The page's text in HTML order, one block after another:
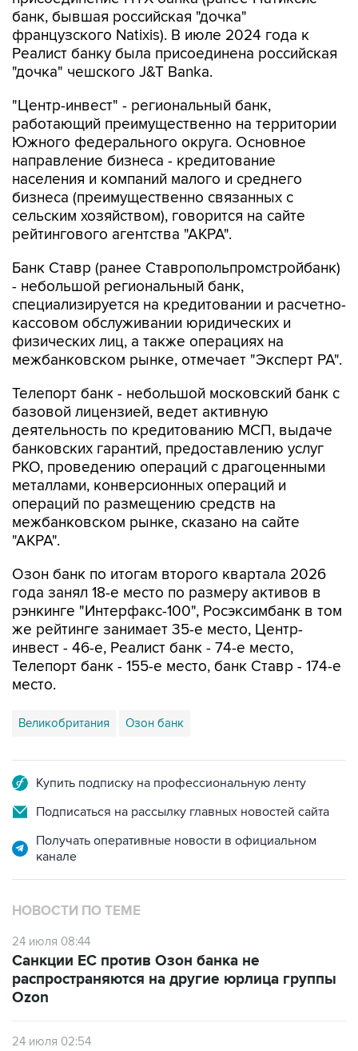
банк, бывшая российская "дочка"
французского Natixis). В июле 2024 года к
Реалист банку была присоединена российская
"дочка" чешского J&T Banka.
"Центр-инвест" - региональный банк,
работающий преимущественно на территории
Южного федерального округа. Основное
направление бизнеса - кредитование
населения и компаний малого и среднего
бизнеса (преимущественно связанных с
сельским хозяйством), говорится на сайте
рейтингового агентства "АКРА".
Банк Ставр (ранее Ставропольпромстройбанк)
- небольшой региональный банк,
специализируется на кредитовании и расчетно-
кассовом обслуживании юридических и
физических лиц, а также операциях на
межбанковском рынке, отмечает "Эксперт РА".
Телепорт банк - небольшой московский банк с
базовой лицензией, ведет активную
деятельность по кредитованию МСП, выдаче
банковских гарантий, предоставлению услуг
РКО, проведению операций с драгоценными
металлами, конверсионных операций и
операций по размещению средств на
межбанковском рынке, сказано на сайте
"АКРА".
Озон банк по итогам второго квартала 2026
года занял 18-е место по размеру активов в
рэнкинге "Интерфакс-100", Росэксимбанк в том
же рейтинге занимает 35-е место, Центр-
инвест - 46-е, Реалист банк - 74-е место,
Телепорт банк - 155-е место, банк Ставр - 174-е
место.
Великобритания Озон банк
Купить подписку на профессиональную ленту
Подписаться на рассылку главных новостей сайта
Получать оперативные новости в официальном
канале
НОВОСТИ ПО ТЕМЕ
24 июля 08:44
Санкции ЕС против Озон банка не
распространяются на другие юрлица группы
Ozon
24 июля 02:54